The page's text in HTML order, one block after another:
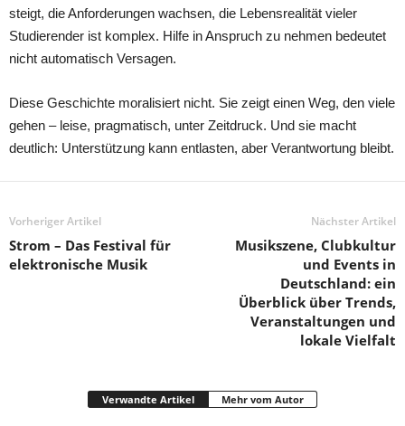
steigt, die Anforderungen wachsen, die Lebensrealität vieler
Studierender ist komplex. Hilfe in Anspruch zu nehmen bedeutet
nicht automatisch Versagen.
Diese Geschichte moralisiert nicht. Sie zeigt einen Weg, den viele
gehen – leise, pragmatisch, unter Zeitdruck. Und sie macht
deutlich: Unterstützung kann entlasten, aber Verantwortung bleibt.
Vorheriger Artikel
Strom – Das Festival für
elektronische Musik
Nächster Artikel
Musikszene, Clubkultur
und Events in
Deutschland: ein
Überblick über Trends,
Veranstaltungen und
lokale Vielfalt
Verwandte Artikel Mehr vom Autor